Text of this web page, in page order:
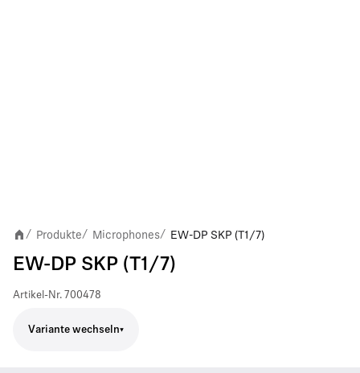
/ Produkte/ Microphones/ EW-DP SKP (T1/7)
EW-DP SKP (T1/7)
Artikel-Nr. 700478
Variante wechseln